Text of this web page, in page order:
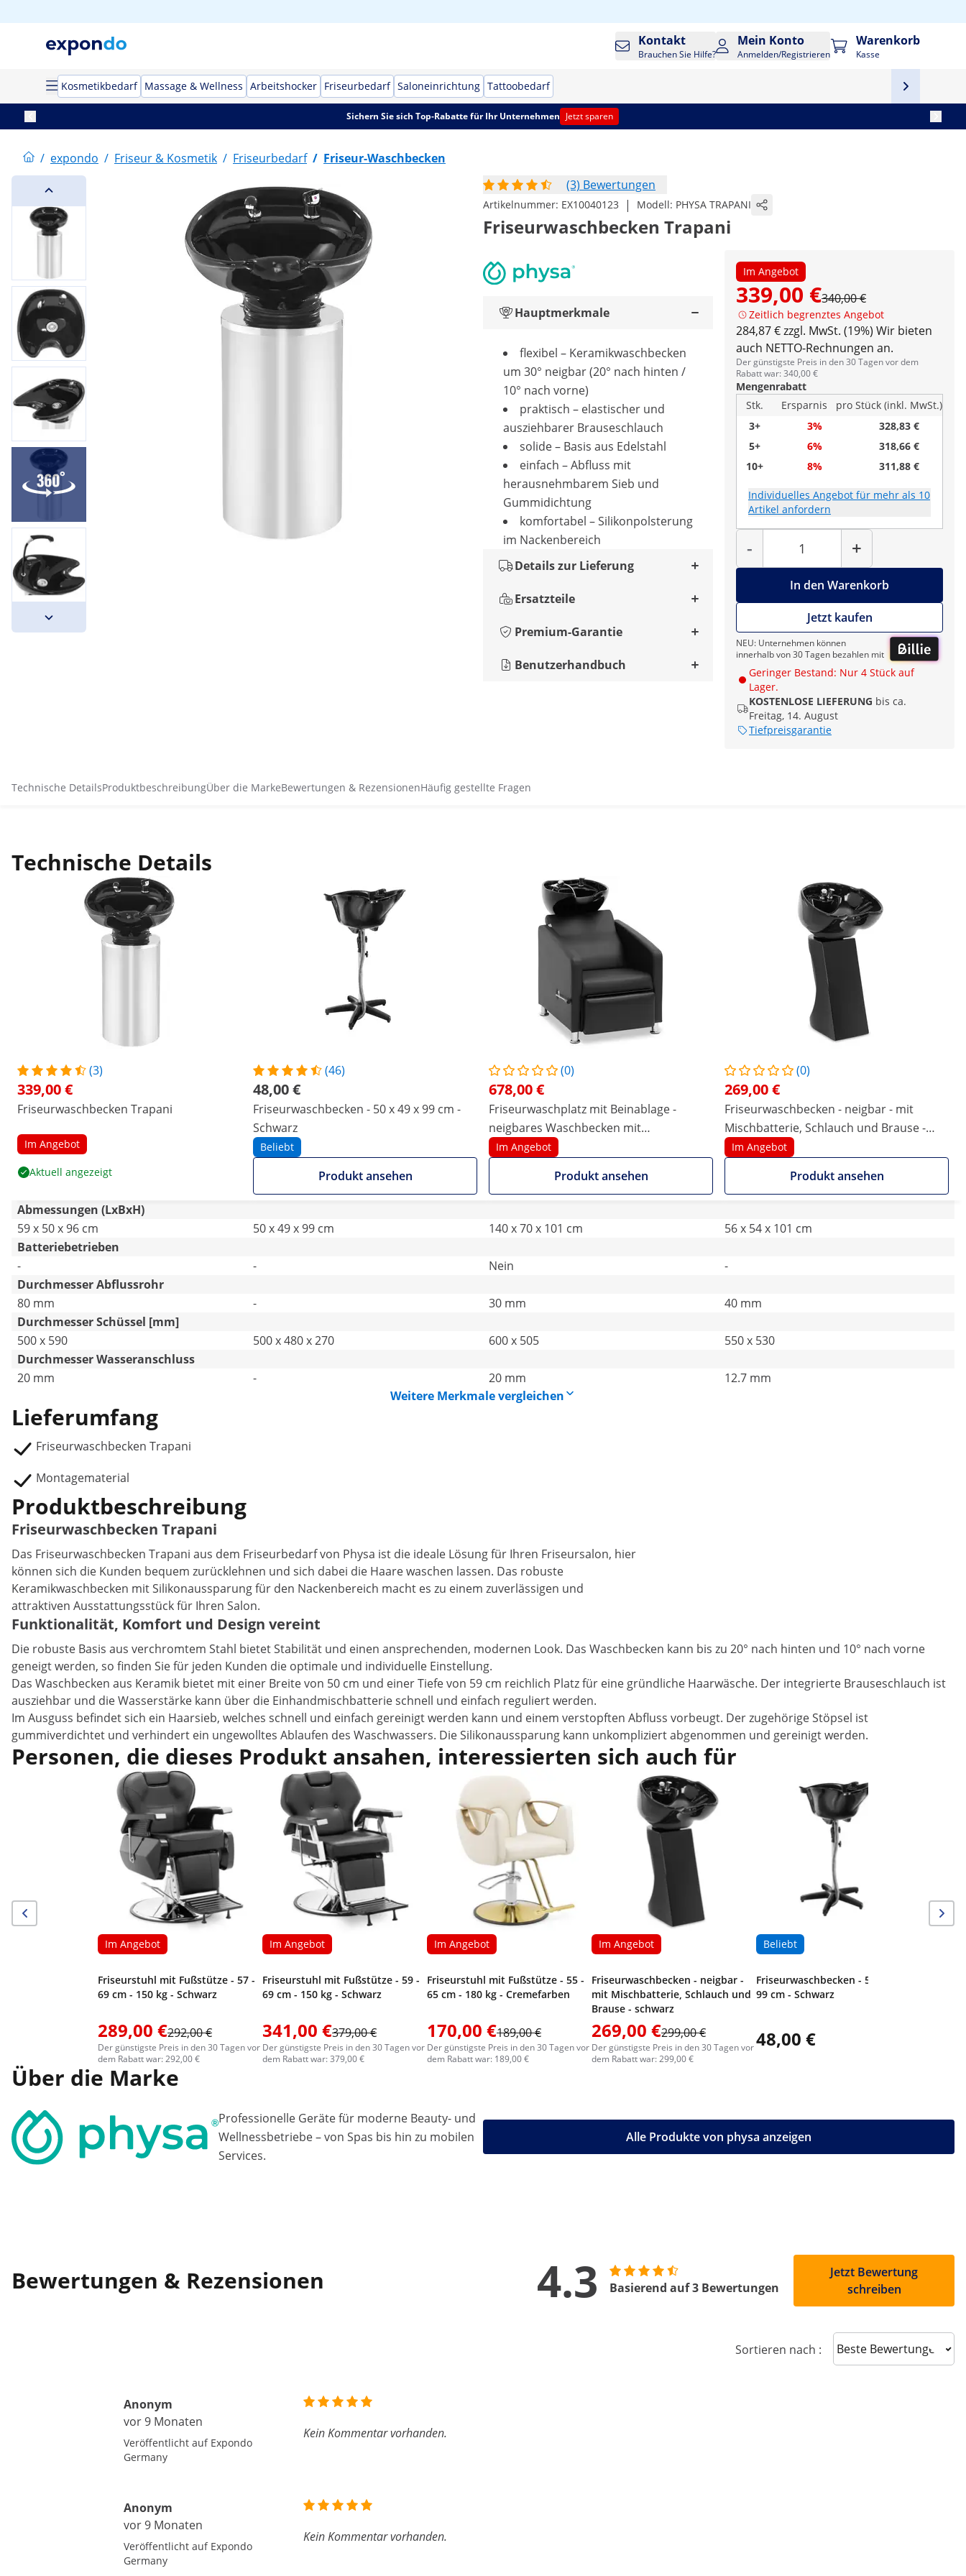
Kontakt
Brauchen Sie Hilfe?
Mein Konto
Anmelden/Registrieren
Warenkorb
Kasse
Kosmetikbedarf Massage & Wellness Arbeitshocker Friseurbedarf Saloneinrichtung Tattoobedarf
Sichern Sie sich Top-Rabatte für Ihr Unternehmen Jetzt sparen
/ expondo / Friseur & Kosmetik / Friseurbedarf / Friseur-Waschbecken
(3) Bewertungen
Artikelnummer: EX10040123 | Modell: PHYSA TRAPANI
Friseurwaschbecken Trapani
Im Angebot
339,00 €340,00 €
Zeitlich begrenztes Angebot
284,87 € zzgl. MwSt. (19%) Wir bieten
auch NETTO-Rechnungen an.
Der günstigste Preis in den 30 Tagen vor dem
Rabatt war: 340,00 €
Mengenrabatt
Stk.
Ersparnis
pro Stück (inkl. MwSt.)
3+
3%
328,83 €
5+
6%
318,66 €
10+
8% 311,88 €
Individuelles Angebot für mehr als 10
Artikel anfordern
-
Menge
+
In den Warenkorb
Jetzt kaufen
NEU: Unternehmen können
innerhalb von 30 Tagen bezahlen mit
Geringer Bestand: Nur 4 Stück auf
Lager.
KOSTENLOSE LIEFERUNG bis ca.
Freitag, 14. August
Tiefpreisgarantie
Hauptmerkmale
flexibel – Keramikwaschbecken
um 30° neigbar (20° nach hinten /
10° nach vorne)
praktisch – elastischer und
ausziehbarer Brauseschlauch
solide – Basis aus Edelstahl
einfach – Abfluss mit
herausnehmbarem Sieb und
Gummidichtung
komfortabel – Silikonpolsterung
im Nackenbereich
Details zur Lieferung
Ersatzteile
Premium-Garantie
Benutzerhandbuch
Technische DetailsProduktbeschreibungÜber die MarkeBewertungen & RezensionenHäufig gestellte Fragen
Technische Details
(3)
339,00 €
Friseurwaschbecken Trapani
Im Angebot
Aktuell angezeigt
(46)
48,00 €
Friseurwaschbecken - 50 x 49 x 99 cm -
Schwarz
Beliebt
Produkt ansehen
(0)
678,00 €
Friseurwaschplatz mit Beinablage -
neigbares Waschbecken mit
Mischbatterie, Schlauch und Brause
Im Angebot
Produkt ansehen
(0)
269,00 €
Friseurwaschbecken - neigbar - mit
Mischbatterie, Schlauch und Brause -
schwarz
Im Angebot
Produkt ansehen
Abmessungen (LxBxH)
59 x 50 x 96 cm
50 x 49 x 99 cm 140 x 70 x 101 cm
56 x 54 x 101 cm
Batteriebetrieben
-
- Nein
-
Durchmesser Abflussrohr
80 mm
- 30 mm
40 mm
Durchmesser Schüssel [mm]
500 x 590
500 x 480 x 270 600 x 505
550 x 530
Durchmesser Wasseranschluss
20 mm
- 20 mm
12.7 mm
Weitere Merkmale vergleichen
Lieferumfang
Friseurwaschbecken Trapani
Montagematerial
Produktbeschreibung
Friseurwaschbecken Trapani
Das Friseurwaschbecken Trapani aus dem Friseurbedarf von Physa ist die ideale Lösung für Ihren Friseursalon, hier
können sich die Kunden bequem zurücklehnen und sich dabei die Haare waschen lassen. Das robuste
Keramikwaschbecken mit Silikonaussparung für den Nackenbereich macht es zu einem zuverlässigen und
attraktiven Ausstattungsstück für Ihren Salon.
Funktionalität, Komfort und Design vereint
Die robuste Basis aus verchromtem Stahl bietet Stabilität und einen ansprechenden, modernen Look. Das Waschbecken kann bis zu 20° nach hinten und 10° nach vorne
geneigt werden, so finden Sie für jeden Kunden die optimale und individuelle Einstellung.
Das Waschbecken aus Keramik bietet mit einer Breite von 50 cm und einer Tiefe von 59 cm reichlich Platz für eine gründliche Haarwäsche. Der integrierte Brauseschlauch ist
ausziehbar und die Wasserstärke kann über die Einhandmischbatterie schnell und einfach reguliert werden.
Im Ausguss befindet sich ein Haarsieb, welches schnell und einfach gereinigt werden kann und einem verstopften Abfluss vorbeugt. Der zugehörige Stöpsel ist
gummiverdichtet und verhindert ein ungewolltes Ablaufen des Waschwassers. Die Silikonaussparung kann unkompliziert abgenommen und gereinigt werden.
Personen, die dieses Produkt ansahen, interessierten sich auch für
Im Angebot
Friseurstuhl mit Fußstütze - 57 -
69 cm - 150 kg - Schwarz
289,00 €292,00 €
Der günstigste Preis in den 30 Tagen vor
dem Rabatt war: 292,00 €
Im Angebot
Friseurstuhl mit Fußstütze - 59 -
69 cm - 150 kg - Schwarz
341,00 €379,00 €
Der günstigste Preis in den 30 Tagen vor
dem Rabatt war: 379,00 €
Im Angebot
Friseurstuhl mit Fußstütze - 55 -
65 cm - 180 kg - Cremefarben
170,00 €189,00 €
Der günstigste Preis in den 30 Tagen vor
dem Rabatt war: 189,00 €
Im Angebot
Friseurwaschbecken - neigbar -
mit Mischbatterie, Schlauch und
Brause - schwarz
269,00 €299,00 €
Der günstigste Preis in den 30 Tagen vor
dem Rabatt war: 299,00 €
Beliebt
Friseurwaschbecken - 50 x 49 x
99 cm - Schwarz
48,00 €
Über die Marke
Professionelle Geräte für moderne Beauty- und
Wellnessbetriebe – von Spas bis hin zu mobilen
Services.
Alle Produkte von physa anzeigen
Bewertungen & Rezensionen 4.3 Basierend auf 3 Bewertungen
Jetzt Bewertung
schreiben
Sortieren nach : Sort reviews
Anonym
vor 9 Monaten
Veröffentlicht auf Expondo
Germany
Kein Kommentar vorhanden.
Anonym
vor 9 Monaten
Veröffentlicht auf Expondo
Germany
Kein Kommentar vorhanden.